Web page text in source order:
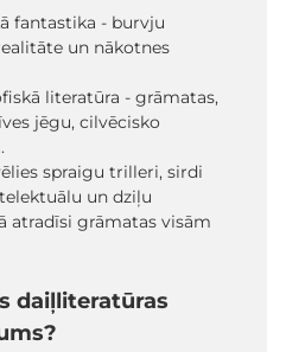
fantastika - burvju
un nākotnes
literatūra - grāmatas,
jēgu, cilvēcisko
spraigu trilleri, sirdi
un dziļu
atradīsi grāmatas visām
daiļliteratūras